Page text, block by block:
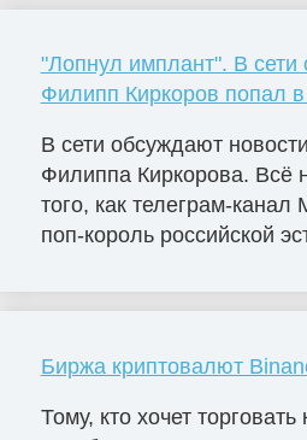
"Лопнул имплант". В сети
Филипп Киркоров попал
В сети обсуждают
Филиппа Киркорова. Всё
того, как телеграм-
поп-король российской
Биржа криптовалют
Тому, кто хочет